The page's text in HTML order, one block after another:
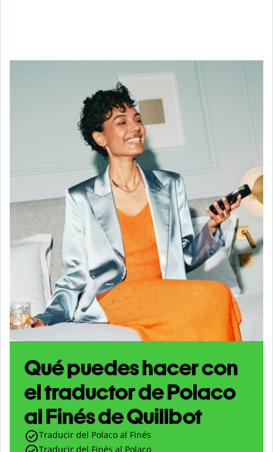
Qué puedes hacer con
el traductor de Polaco
al Finés de Quillbot
Traducir del Polaco al Finés
Traducir del Finés al Polaco